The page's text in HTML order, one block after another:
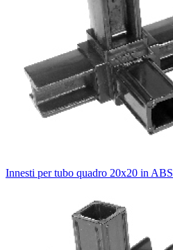
Innesti per tubo quadro 20x20 in ABS